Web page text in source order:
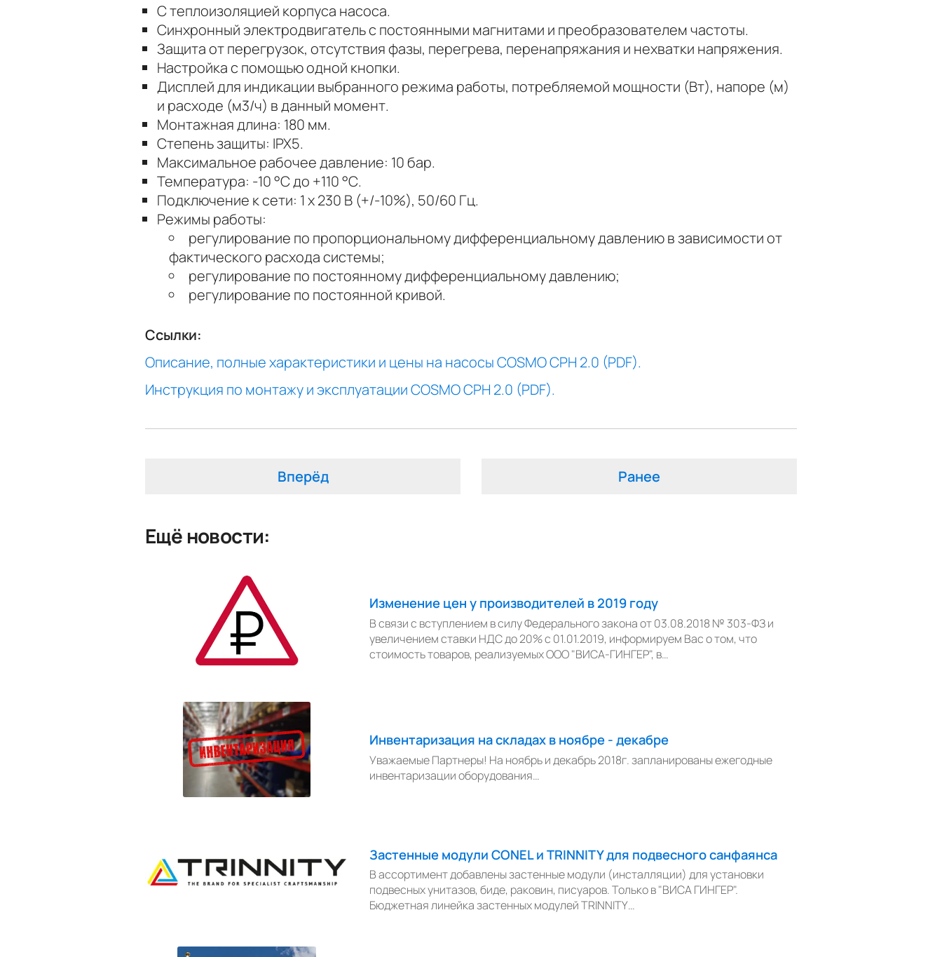
С теплоизоляцией корпуса насоса.
Синхронный электродвигатель с постоянными магнитами и преобразователем частоты.
Защита от перегрузок, отсутствия фазы, перегрева, перенапряжания и нехватки напряжения.
Настройка с помощью одной кнопки.
Дисплей для индикации выбранного режима работы, потребляемой мощности (Вт), напоре (м)
и расходе (м3/ч) в данный момент.
Монтажная длина: 180 мм.
Степень защиты: IPX5.
Максимальное рабочее давление: 10 бар.
Температура: -10 °С до +110 °С.
Подключение к сети: 1 x 230 В (+/-10%), 50/60 Гц.
Режимы работы:
регулирование по пропорциональному дифференциальному давлению в зависимости от
фактического расхода системы;
регулирование по постоянному дифференциальному давлению;
регулирование по постоянной кривой.
Ссылки:
Описание, полные характеристики и цены на насосы COSMO CPH 2.0 (PDF).
Инструкция по монтажу и эксплуатации COSMO CPH 2.0 (PDF).
Вперёд Ранее
Ещё новости:
Изменение цен у производителей в 2019 году
В связи с вступлением в силу Федерального закона от 03.08.2018 № 303-ФЗ и
увеличением ставки НДС до 20% с 01.01.2019, информируем Вас о том, что
стоимость товаров, реализуемых ООО "ВИСА-ГИНГЕР", в…
Инвентаризация на складах в ноябре - декабре
Уважаемые Партнеры! На ноябрь и декабрь 2018г. запланированы ежегодные
инвентаризации оборудования…
Застенные модули CONEL и TRINNITY для подвесного санфаянса
В ассортимент добавлены застенные модули (инсталляции) для установки
подвесных унитазов, биде, раковин, писуаров. Только в "ВИСА ГИНГЕР".
Бюджетная линейка застенных модулей TRINNITY…